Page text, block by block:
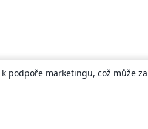
podpoře marketingu, což může